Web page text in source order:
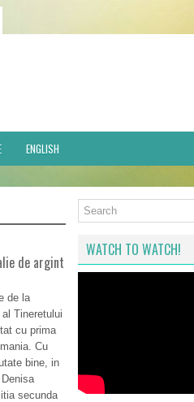
ENGLISH
de argint
de la
Tineretului
cu prima
Cu
bine, in
secunda
WATCH TO WATCH!